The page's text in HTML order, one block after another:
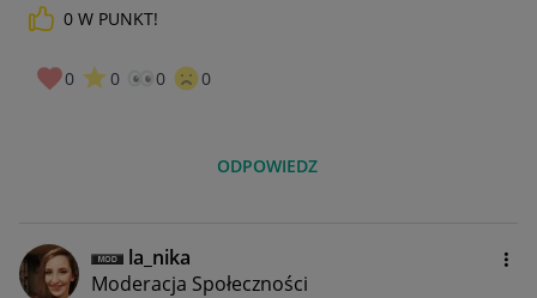
0 W PUNKT!
0 0 0 0
ODPOWIEDZ
la_nika
Moderacja Społeczności